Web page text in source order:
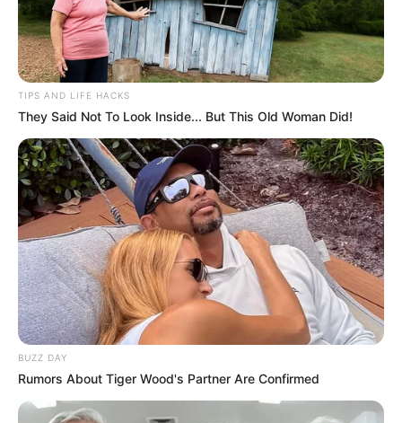
TIPS AND LIFE HACKS
They Said Not To Look Inside... But This Old Woman Did!
BUZZ DAY
Rumors About Tiger Wood's Partner Are Confirmed